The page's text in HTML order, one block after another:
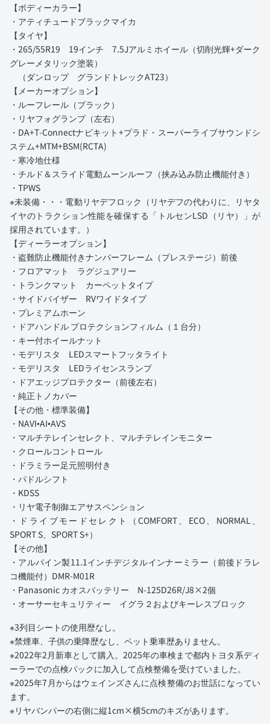
【ボディーカラー】
・アティチュードブラックマイカ
【タイヤ】
・265/55R19 19インチ 7.5Jアルミホイール（切削光輝+ダーク
グレーメタリック塗装）
（ダンロップ グランドトレックAT23）
【メーカーオプション】
・ルーフレール（ブラック）
・リヤフォグランプ（左右）
・DA+T-Connectナビキット+プラド・スーパーライブサウンドシ
ステム+MTM+BSM(RCTA)
・寒冷地仕様
・チルド＆スライド電動ムーンルーフ（挟み込み防止機能付き）
・TPWS
※未装備・・・電動リヤデフロック（リヤデフの代わりに、リヤタ
イヤのトラクション性能を確保する「トルセンLSD（リヤ）」が
採用されています。）
【ディーラーオプション】
・盗難防止機能付きナンバーフレーム（プレステージ）前後
・フロアマット ラグジュアリー
・トランクマット カーペットタイプ
・サイドバイザー RVワイドタイプ
・プレミアムホーン
・ドアハンドル プロテクションフィルム（１台分）
・キー付ホイールナット
・モデリスタ LEDスマートフッタライト
・モデリスタ LEDライセンスランプ
・ドアエッジプロテクター（前後左右）
・純正トノカバー
【その他・標準装備】
・NAVI•AI•AVS
・マルチテレインセレクト、マルチテレインモニター
・クロールコントロール
・ドラミラー足元照明付き
・パドルシフト
・KDSS
・リヤ電子制御エアサスペンション
・ドライブモードセレクト（COMFORT、ECO、NORMAL、
SPORT S、SPORT S+）
【その他】
・アルパイン製11.1インチデジタルインナーミラー（前後ドラレ
コ機能付）DMR-M01R
・Panasonic カオスバッテリー N-125D26R/J8×2個
・オーサーセキュリティー イグラ２およびキーレスブロック
※3列目シートの使用歴なし。
※禁煙車、子供の乗降歴なし、ペット乗車歴ありません。
※2022年2月新車として購入。2025年の車検まで都内トヨタ系ディ
ーラーでの点検パックに加入して点検整備を受けていました。
※2025年7月からはウェインズさんに点検整備のお世話になってい
ます。
※リヤバンパーの右側に縦1cm×横5cmのキズがあります。